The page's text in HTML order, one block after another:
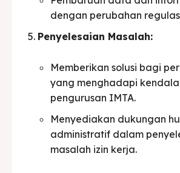
dengan perubahan
Penyelesaian Masalah:
Memberikan solusi bagi
yang menghadapi
pengurusan IMTA.
Menyediakan dukungan
administratif dalam
masalah izin kerja.